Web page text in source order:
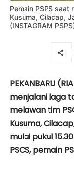
Pemain PSPS saat
Kusuma, Cilacap,
(INSTAGRAM PSPS)
PEKANBARU
menjalani laga
melawan tim
Kusuma,
mulai pukul
PSCS, pemain